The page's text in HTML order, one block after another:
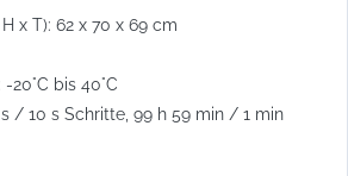
x T): 62 x 70 x 69 cm
bis 40°C
/ 10 s Schritte, 99 h 59 min / 1 min